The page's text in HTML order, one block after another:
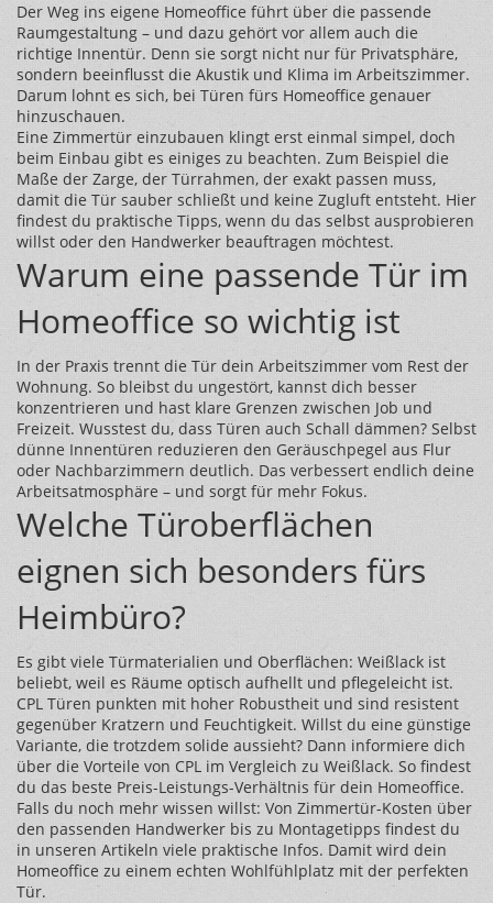
Der Weg ins eigene Homeoffice führt über die passende
Raumgestaltung – und dazu gehört vor allem auch die
richtige Innentür. Denn sie sorgt nicht nur für Privatsphäre,
sondern beeinflusst die Akustik und Klima im Arbeitszimmer.
Darum lohnt es sich, bei Türen fürs Homeoffice genauer
hinzuschauen.
Eine Zimmertür einzubauen klingt erst einmal simpel, doch
beim Einbau gibt es einiges zu beachten. Zum Beispiel die
Maße der Zarge, der Türrahmen, der exakt passen muss,
damit die Tür sauber schließt und keine Zugluft entsteht. Hier
findest du praktische Tipps, wenn du das selbst ausprobieren
willst oder den Handwerker beauftragen möchtest.
Warum eine passende Tür im
Homeoffice so wichtig ist
In der Praxis trennt die Tür dein Arbeitszimmer vom Rest der
Wohnung. So bleibst du ungestört, kannst dich besser
konzentrieren und hast klare Grenzen zwischen Job und
Freizeit. Wusstest du, dass Türen auch Schall dämmen? Selbst
dünne Innentüren reduzieren den Geräuschpegel aus Flur
oder Nachbarzimmern deutlich. Das verbessert endlich deine
Arbeitsatmosphäre – und sorgt für mehr Fokus.
Welche Türoberflächen
eignen sich besonders fürs
Heimbüro?
Es gibt viele Türmaterialien und Oberflächen: Weißlack ist
beliebt, weil es Räume optisch aufhellt und pflegeleicht ist.
CPL Türen punkten mit hoher Robustheit und sind resistent
gegenüber Kratzern und Feuchtigkeit. Willst du eine günstige
Variante, die trotzdem solide aussieht? Dann informiere dich
über die Vorteile von CPL im Vergleich zu Weißlack. So findest
du das beste Preis-Leistungs-Verhältnis für dein Homeoffice.
Falls du noch mehr wissen willst: Von Zimmertür-Kosten über
den passenden Handwerker bis zu Montagetipps findest du
in unseren Artikeln viele praktische Infos. Damit wird dein
Homeoffice zu einem echten Wohlfühlplatz mit der perfekten
Tür.